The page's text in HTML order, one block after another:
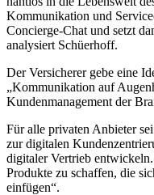
Kommunikation und
Concierge-Chat und setzt
analysiert Schüerhoff.
Der Versicherer gebe eine
„Kommunikation auf
Kundenmanagement der
Für alle privaten Anbieter
zur digitalen
digitaler Vertrieb
Produkte zu schaffen, die
einfügen“.